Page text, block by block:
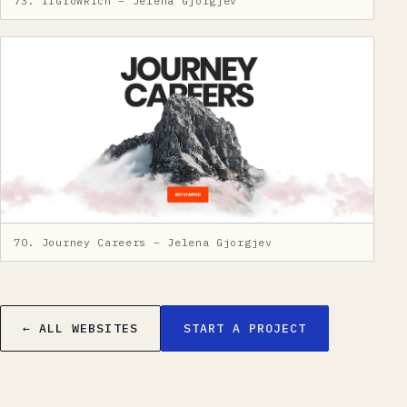
70. Journey Careers – Jelena Gjorgjev
← ALL WEBSITES START A PROJECT